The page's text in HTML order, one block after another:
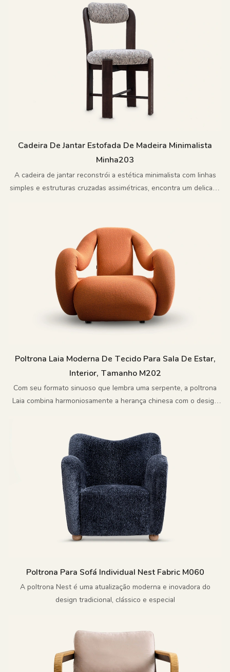
Cadeira De Jantar Estofada De Madeira Minimalista
Minha203
A cadeira de jantar reconstrói a estética minimalista com linhas
simples e estruturas cruzadas assimétricas, encontra um delicado
Poltrona Laia Moderna De Tecido Para Sala De Estar,
Interior, Tamanho M202
Com seu formato sinuoso que lembra uma serpente, a poltrona
Laia combina harmoniosamente a herança chinesa com o design
Poltrona Para Sofá Individual Nest Fabric M060
A poltrona Nest é uma atualização moderna e inovadora do
design tradicional, clássico e especial